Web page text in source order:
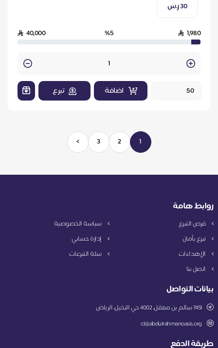
30 ر.س
1,980
%5
40,000
Quantity
اضافة
تبرع
1
2
3
>
روابط هامة
فرص التبرع
سياسة الخصوصية
تبرع بأمان
إدارة حسابي
الإهداءات
سلة التبرعات
اتصل بنا
بيانات التواصل
7451 سالم بن معقل، 4002 حي النخيل، الرياض
cl@abdulrahmanoasis.org
طريقة الدفع